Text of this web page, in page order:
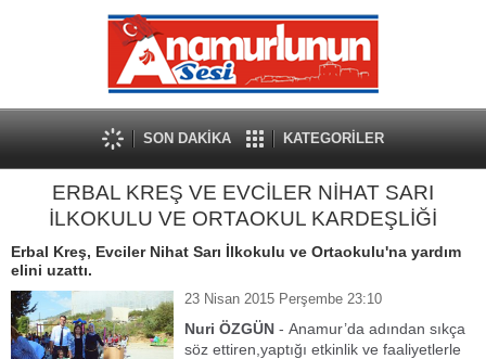
SON DAKİKA KATEGORİLER
ERBAL KREŞ VE EVCİLER NİHAT SARI
İLKOKULU VE ORTAOKUL KARDEŞLİĞİ
Erbal Kreş, Evciler Nihat Sarı İlkokulu ve Ortaokulu'na yardım
elini uzattı.
23 Nisan 2015 Perşembe 23:10
Nuri ÖZGÜN - Anamur’da adından sıkça
söz ettiren,yaptığı etkinlik ve faaliyetlerle